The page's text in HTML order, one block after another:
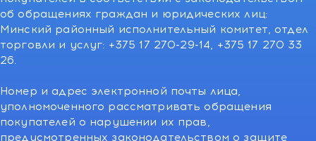
об обращениях граждан и юридических лиц:
Минский районный исполнительный комитет, отдел
торговли и услуг: +375 17 270-29-14, +375 17 270 33
26.
Номер и адрес электронной почты лица,
уполномоченного рассматривать обращения
покупателей о нарушении их прав,
предусмотренных законодательством о защите